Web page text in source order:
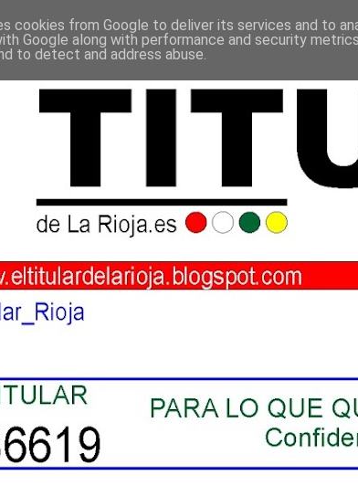
cookies from Google to deliver its services and to
Google along with performance and security
to detect and address abuse.